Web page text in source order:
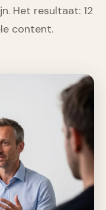
Het resultaat: 12
content.